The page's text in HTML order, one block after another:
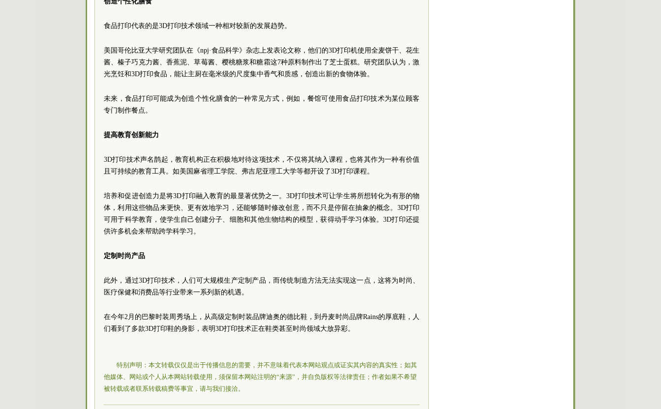
食品打印代表的是3D打印技术领域一种相对较新的发展趋势。
美国哥伦比亚大学研究团队在《npj·食品科学》杂志上发表论文称，他们的3D打印机使用全麦饼干、花生
酱、榛子巧克力酱、香蕉泥、草莓酱、樱桃糖浆和糖霜这7种原料制作出了芝士蛋糕。研究团队认为，激
光烹饪和3D打印食品，能让主厨在毫米级的尺度集中香气和质感，创造出新的食物体验。
未来，食品打印可能成为创造个性化膳食的一种常见方式，例如，餐馆可使用食品打印技术为某位顾客
专门制作餐点。
提高教育创新能力
3D打印技术声名鹊起，教育机构正在积极地对待这项技术，不仅将其纳入课程，也将其作为一种有价值
且可持续的教育工具。如美国麻省理工学院、弗吉尼亚理工大学等都开设了3D打印课程。
培养和促进创造力是将3D打印融入教育的最显著优势之一。3D打印技术可让学生将所想转化为有形的物
体，利用这些物品来更快、更有效地学习，还能够随时修改创意，而不只是停留在抽象的概念。3D打印
可用于科学教育，使学生自己创建分子、细胞和其他生物结构的模型，获得动手学习体验。3D打印还提
供许多机会来帮助跨学科学习。
定制时尚产品
此外，通过3D打印技术，人们可大规模生产定制产品，而传统制造方法无法实现这一点，这将为时尚、
医疗保健和消费品等行业带来一系列新的机遇。
在今年2月的巴黎时装周秀场上，从高级定制时装品牌迪奥的德比鞋，到丹麦时尚品牌Rains的厚底鞋，人
们看到了多款3D打印鞋的身影，表明3D打印技术正在鞋类甚至时尚领域大放异彩。
特别声明：本文转载仅仅是出于传播信息的需要，并不意味着代表本网站观点或证实其内容的真实性；如其
他媒体、网站或个人从本网站转载使用，须保留本网站注明的“来源”，并自负版权等法律责任；作者如果不希望
被转载或者联系转载稿费等事宜，请与我们接洽。